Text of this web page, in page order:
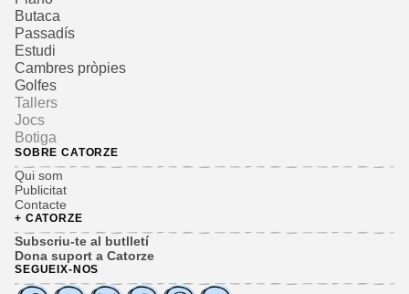
Butaca
Passadís
Estudi
Cambres pròpies
Golfes
Tallers
Jocs
Botiga
SOBRE CATORZE
Qui som
Publicitat
Contacte
+ CATORZE
Subscriu-te al butlletí
Dona suport a Catorze
SEGUEIX-NOS